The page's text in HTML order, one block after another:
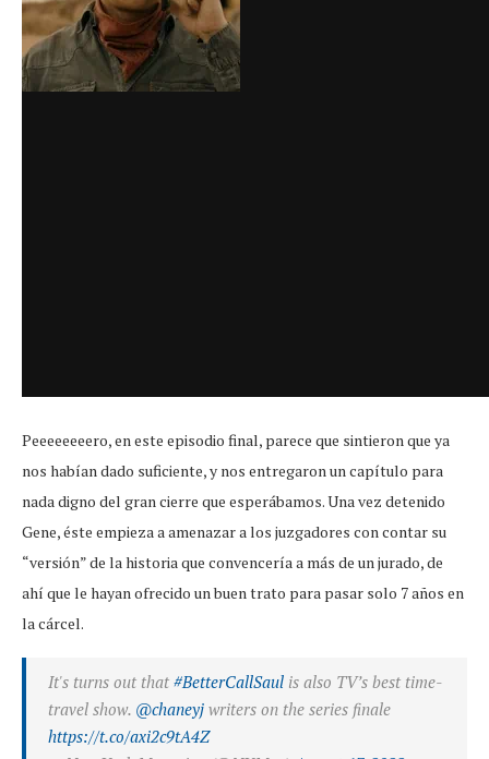
Peeeeeeeero, en este episodio final, parece que sintieron que ya
nos habían dado suficiente, y nos entregaron un capítulo para
nada digno del gran cierre que esperábamos. Una vez detenido
Gene, éste empieza a amenazar a los juzgadores con contar su
“versión” de la historia que convencería a más de un jurado, de
ahí que le hayan ofrecido un buen trato para pasar solo 7 años en
la cárcel.
It's turns out that #BetterCallSaul is also TV’s best time-
travel show. @chaneyj writers on the series finale
https://t.co/axi2c9tA4Z